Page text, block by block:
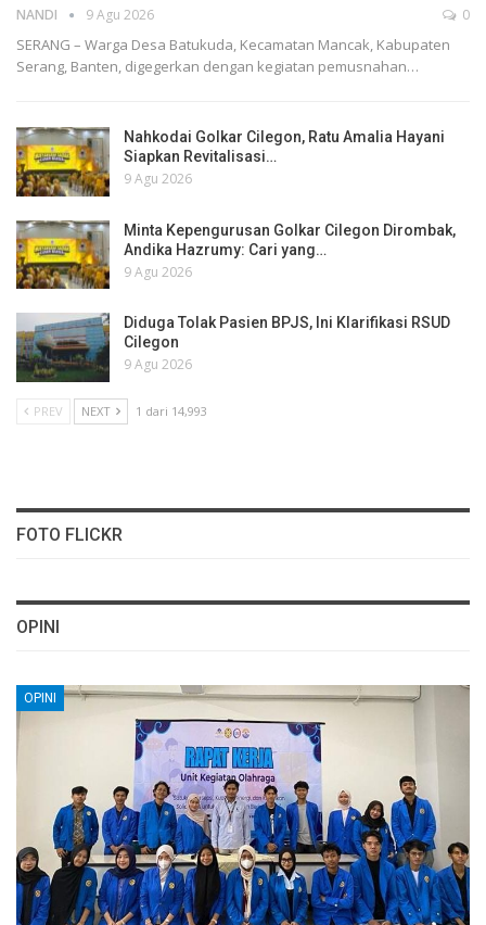
NANDI 9 Agu 2026 0
SERANG – Warga Desa Batukuda, Kecamatan Mancak, Kabupaten
Serang, Banten, digegerkan dengan kegiatan pemusnahan…
Nahkodai Golkar Cilegon, Ratu Amalia Hayani
Siapkan Revitalisasi…
9 Agu 2026
Minta Kepengurusan Golkar Cilegon Dirombak,
Andika Hazrumy: Cari yang…
9 Agu 2026
Diduga Tolak Pasien BPJS, Ini Klarifikasi RSUD
Cilegon
9 Agu 2026
PREV NEXT 1 dari 14,993
FOTO FLICKR
OPINI
OPINI